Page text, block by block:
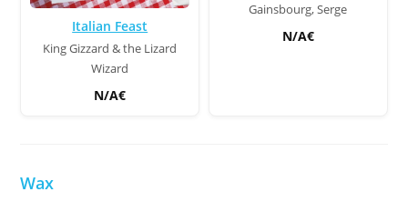
Italian Feast
King Gizzard & the Lizard
Wizard
N/A€
Gainsbourg, Serge
N/A€
Wax